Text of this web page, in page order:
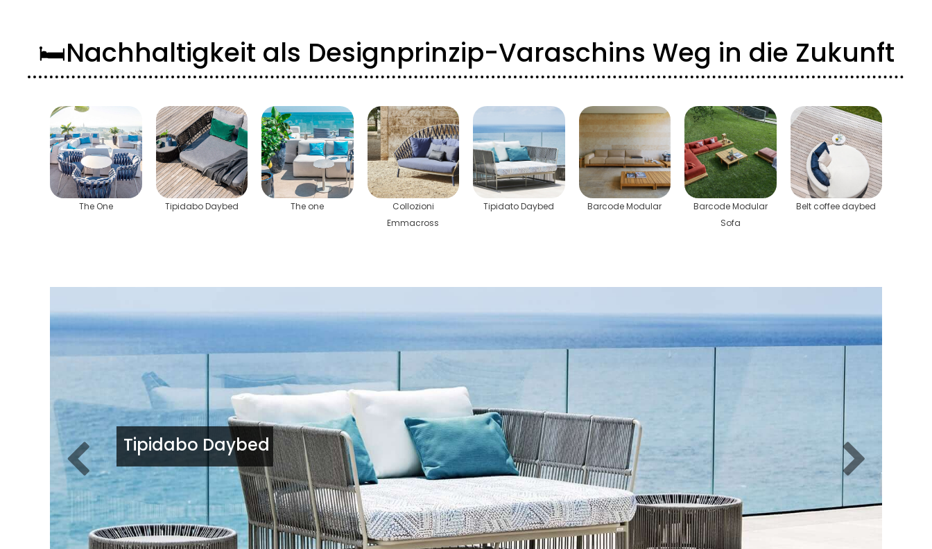
🛏️Nachhaltigkeit als Designprinzip-Varaschins Weg in die Zukunft
The One Tipidabo Daybed The one
Collozioni
Emmacross
Tipidato Daybed Barcode Modular
Barcode Modular
Sofa
Belt coffee daybed
Tipidabo Daybed